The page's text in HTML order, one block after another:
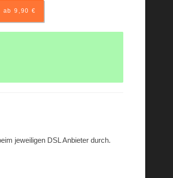
ab 9,90 €
jeweiligen DSL Anbieter durch.